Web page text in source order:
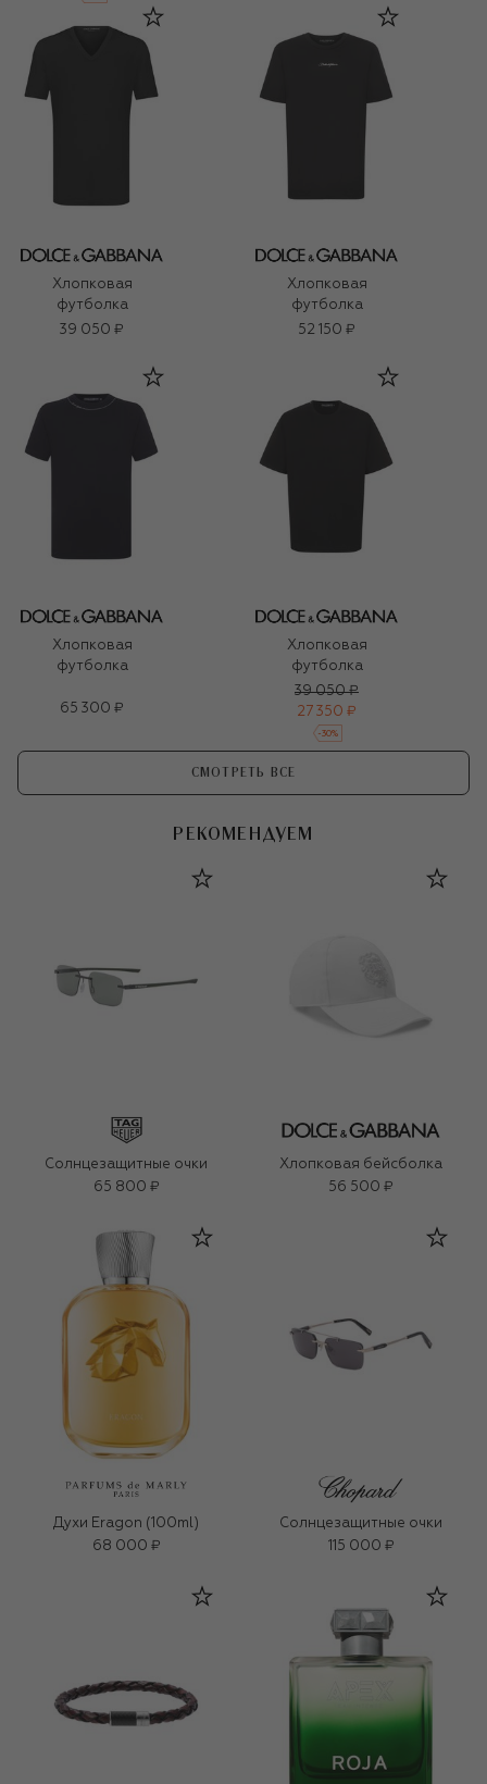
Хлопковая
футболка
39 050 ₽
Хлопковая
футболка
52 150 ₽
Хлопковая
футболка
65 300 ₽
Хлопковая
футболка
39 050 ₽
27 350 ₽
-30%
СМОТРЕТЬ ВСЕ
РЕКОМЕНДУЕМ
Солнцезащитные очки
65 800 ₽
Хлопковая бейсболка
56 500 ₽
Духи Eragon (100ml)
68 000 ₽
Солнцезащитные очки
115 000 ₽